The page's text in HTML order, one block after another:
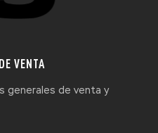
VENTA
generales de venta y